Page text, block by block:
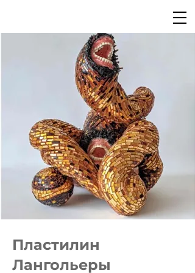
Пластилин
Лангольеры